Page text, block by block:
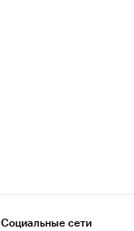
Социальные сети